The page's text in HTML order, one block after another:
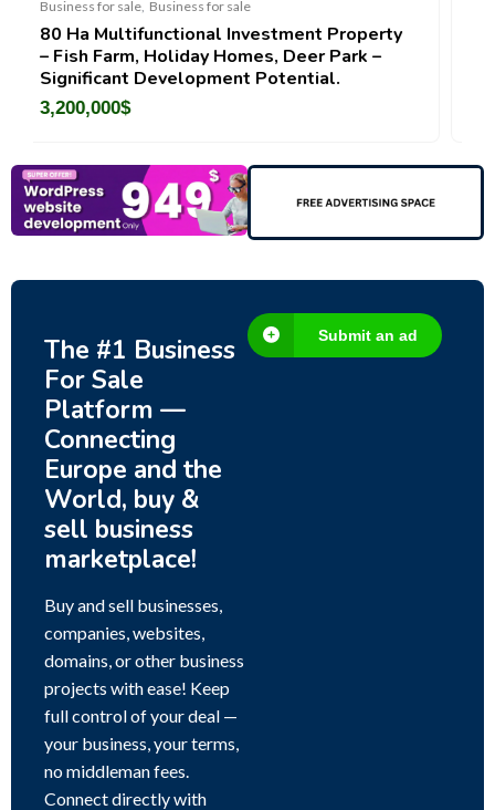
Investment Property
Deer Park –
Potential.
DecoRento-Established
Rental Brand For Sale (
188,200$
The #1 Business
For Sale
Platform —
Connecting
Europe and the
World, buy &
sell business
marketplace!
Buy and sell businesses,
companies, websites,
domains, or other business
projects with ease! Keep
full control of your deal —
your business, your terms,
no middleman fees.
Connect directly with
Submit an ad